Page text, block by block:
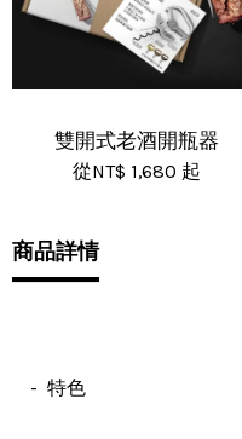
商品詳情
- 特色
雙開式老酒開瓶器
從NT$ 1,680 起